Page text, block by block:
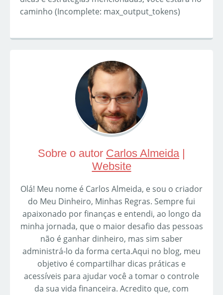
caminho (Incomplete: max_output_tokens)
Sobre o autor Carlos Almeida|
Website
Olá! Meu nome é Carlos Almeida, e sou o criador
do Meu Dinheiro, Minhas Regras. Sempre fui
apaixonado por finanças e entendi, ao longo da
minha jornada, que o maior desafio das pessoas
não é ganhar dinheiro, mas sim saber
administrá-lo da forma certa.Aqui no blog, meu
objetivo é compartilhar dicas práticas e
acessíveis para ajudar você a tomar o controle
da sua vida financeira. Acredito que, com